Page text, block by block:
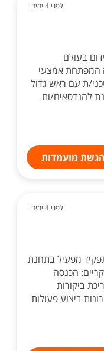
לפני 4 ימים
בעולם
המפתחת אמצעי
ת עם ראש גדול
להנדסאים/ות
הגשת מועמדות
לפני 4 ימים
מפעיל בתחנת
הכנסה
ביקורות
ביצוע פעולות